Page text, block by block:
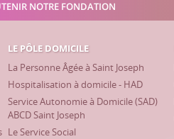
NOTRE FONDATION
LE PÔLE DOMICILE
La Personne Âgée à Saint Joseph
Hospitalisation à domicile - HAD
Service Autonomie à Domicile (SAD)
ABCD Saint Joseph
Le Service Social